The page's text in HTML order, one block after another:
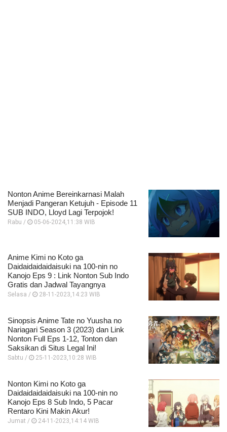
Nonton Anime Bereinkarnasi Malah
Menjadi Pangeran Ketujuh - Episode 11
SUB INDO, Lloyd Lagi Terpojok!
Rabu / 05-06-2024,11:38 WIB
Anime Kimi no Koto ga
Daidaidaidaidaisuki na 100-nin no
Kanojo Eps 9 : Link Nonton Sub Indo
Gratis dan Jadwal Tayangnya
Selasa / 28-11-2023,14:23 WIB
Sinopsis Anime Tate no Yuusha no
Nariagari Season 3 (2023) dan Link
Nonton Full Eps 1-12, Tonton dan
Saksikan di Situs Legal Ini!
Sabtu / 25-11-2023,10:28 WIB
Nonton Kimi no Koto ga
Daidaidaidaidaisuki na 100-nin no
Kanojo Eps 8 Sub Indo, 5 Pacar
Rentaro Kini Makin Akur!
Jumat / 24-11-2023,14:14 WIB